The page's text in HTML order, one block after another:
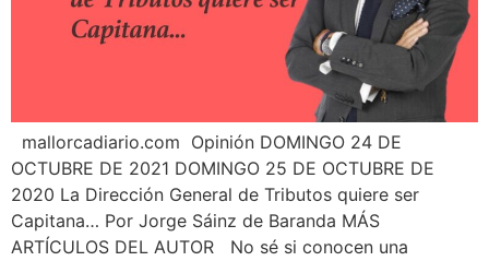
mallorcadiario.com Opinión DOMINGO 24 DE
OCTUBRE DE 2021 DOMINGO 25 DE OCTUBRE DE
2020 La Dirección General de Tributos quiere ser
Capitana… Por Jorge Sáinz de Baranda MÁS
ARTÍCULOS DEL AUTOR No sé si conocen una